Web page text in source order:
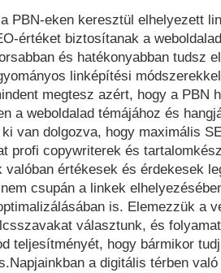
PBN-eken keresztül elhelyezett
értéket biztosítanak a
és hatékonyabban tudsz
linképítési
megtesz azért, hogy a PBN
a weboldalad témájához és
van dolgozva, hogy maximális
profi copywriterek és
valóban értékesek és érdekesek
csupán a linkek
is. Elemezzük a
választunk, és
teljesítményét, hogy bármikor
a digitális térben